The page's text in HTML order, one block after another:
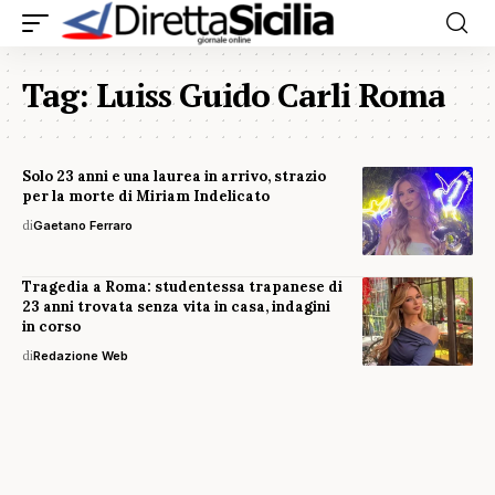
Tag:Luiss Guido Carli Roma
Solo 23 anni e una laurea in arrivo, strazio
per la morte di Miriam Indelicato
diGaetano Ferraro
Tragedia a Roma: studentessa trapanese di
23 anni trovata senza vita in casa, indagini
in corso
diRedazione Web